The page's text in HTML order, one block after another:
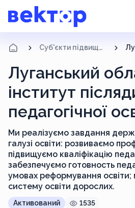
Суб'єкти підвищення кваліфікації
Луганський
інститут
педагогічної
Ми реалізуємо завдання
галузі освіти: розвиваємо
підвищуємо кваліфікацію
забезпечуємо готовность
умовах реформування освіти;
систему освіти дорослих.
Активований 1535